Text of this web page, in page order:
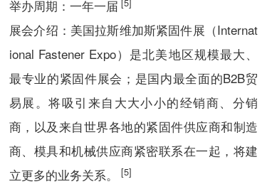
举办周期：一年一届
展会介绍： 美国拉斯维加斯紧固件展（Internat
ional Fastener Expo）是北美地区规模最大、
最专业的紧固件展会；是国内最全面的B2B贸
易展。将吸引来自大大小小的经销商、分销
商，以及来自世界各地的紧固件供应商和制造
商、模具和机械供应商紧密联系在一起，将建
立更多的业务关系。
[5]